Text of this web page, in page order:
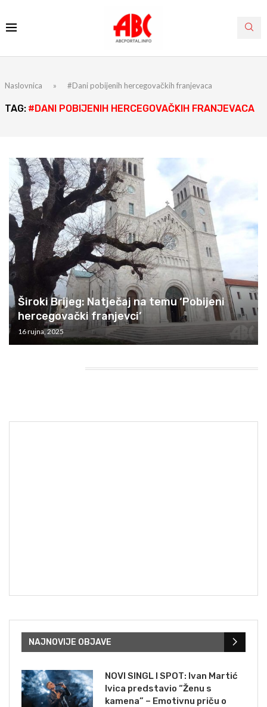
Naslovnica » #Dani pobijenih hercegovačkih franjevaca
TAG: #DANI POBIJENIH HERCEGOVAČKIH FRANJEVACA
Široki Brijeg: Natječaj na temu ‘Pobijeni
hercegovački franjevci’
16 rujna, 2025
NAJNOVIJE OBJAVE
NOVI SINGL I SPOT: Ivan Martić
Ivica predstavio “Ženu s
kamena” – Emotivnu priču o